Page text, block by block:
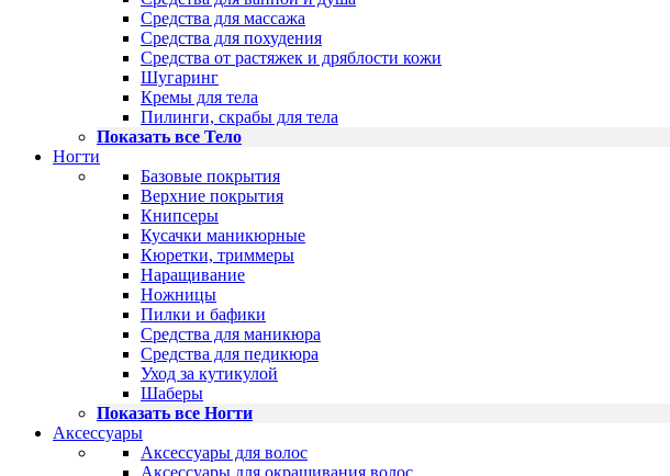
Средства для массажа
Средства для похудения
Средства от растяжек и дряблости кожи
Шугаринг
Кремы для тела
Пилинги, скрабы для тела
Показать все Тело
Ногти
Базовые покрытия
Верхние покрытия
Книпсеры
Кусачки маникюрные
Кюретки, триммеры
Наращивание
Ножницы
Пилки и бафики
Средства для маникюра
Средства для педикюра
Уход за кутикулой
Шаберы
Показать все Ногти
Аксессуары
Аксессуары для волос